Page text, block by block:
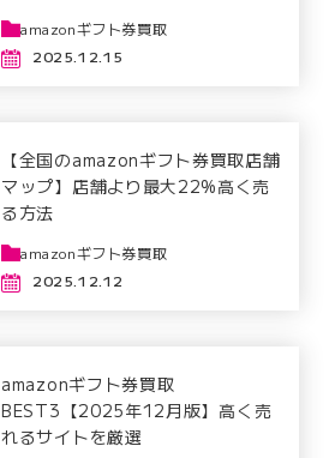
amazonギフト券買取
2025.12.15
【全国のamazonギフト券買取店舗
マップ】店舗より最大22%高く売
る方法
amazonギフト券買取
2025.12.12
amazonギフト券買取
BEST3【2025年12月版】高く売
れるサイトを厳選